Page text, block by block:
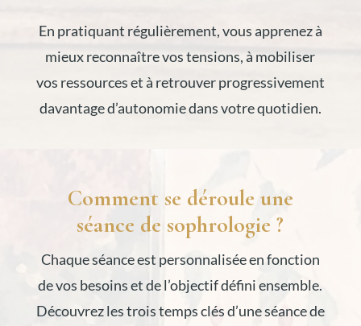
En pratiquant régulièrement, vous apprenez à
mieux reconnaître vos tensions, à mobiliser
vos ressources et à retrouver progressivement
davantage d’autonomie dans votre quotidien.
Comment se déroule une
séance de sophrologie ?
Chaque séance est personnalisée en fonction
de vos besoins et de l’objectif défini ensemble.
Découvrez les trois temps clés d’une séance de